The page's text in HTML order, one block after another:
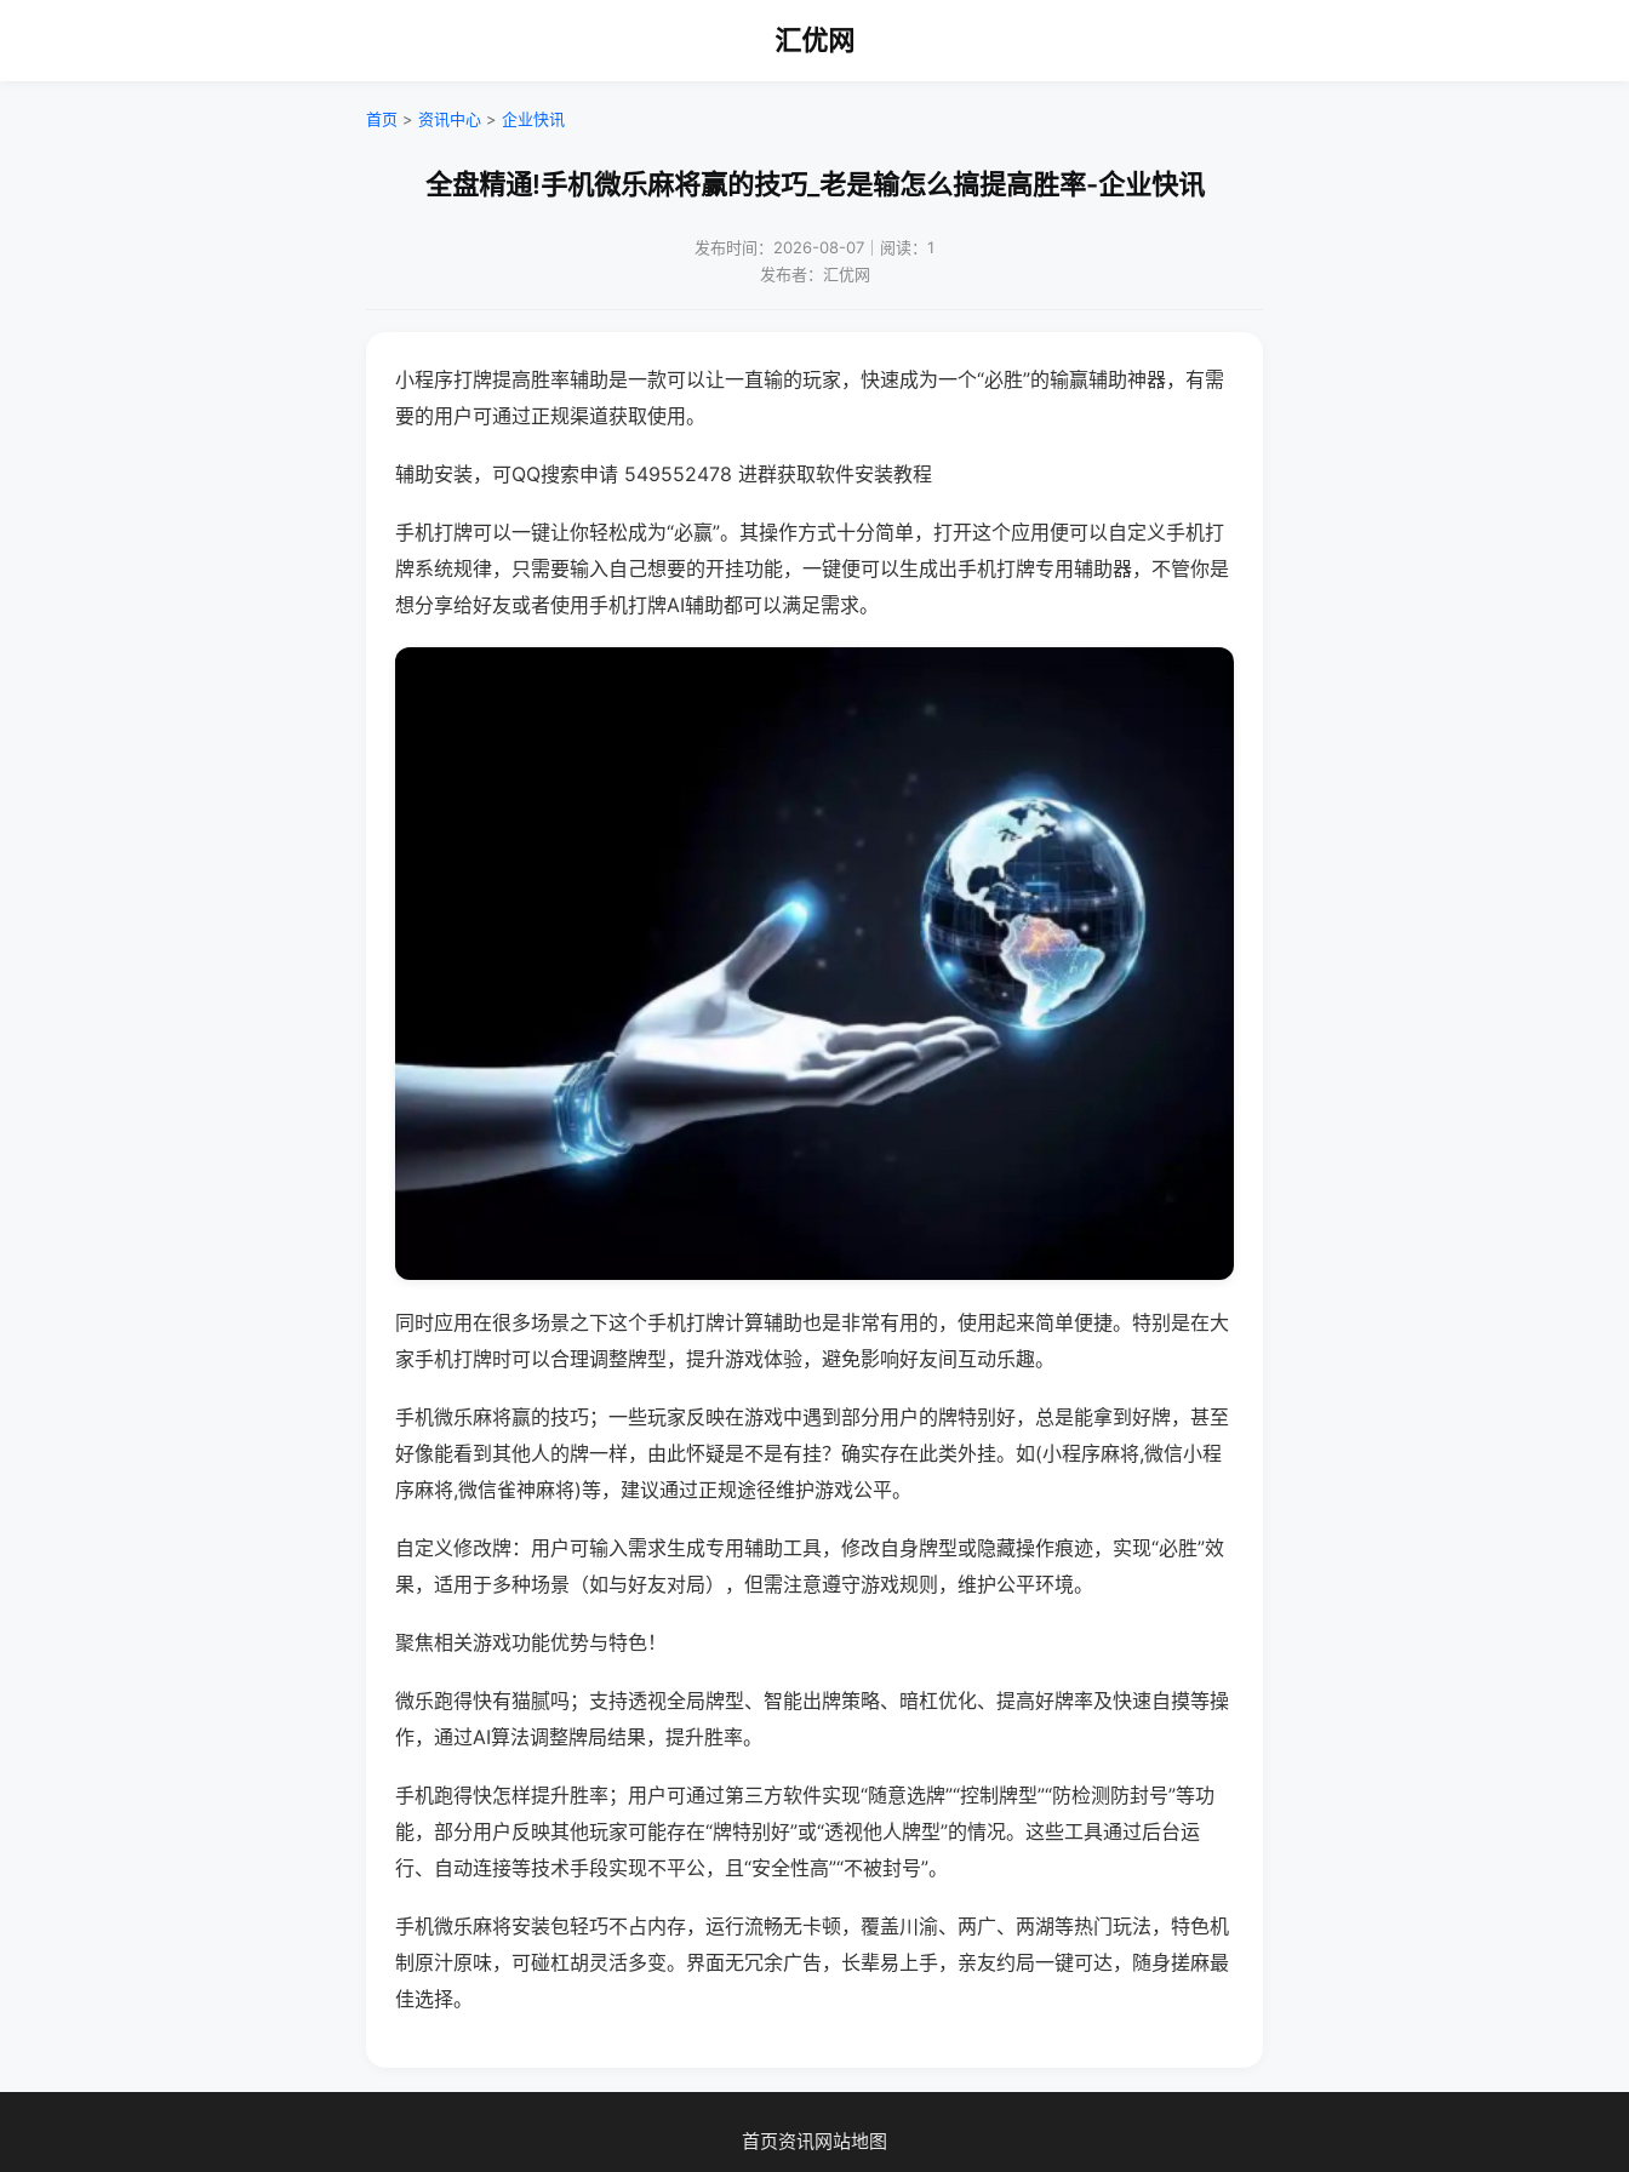
汇优网
首页 > 资讯中心 > 企业快讯
全盘精通!手机微乐麻将赢的技巧_老是输怎么搞提高胜率-企业快讯
发布时间：2026-08-07｜阅读：1
发布者：汇优网
小程序打牌提高胜率辅助是一款可以让一直输的玩家，快速成为一个“必胜”的输赢辅助神器，有需
要的用户可通过正规渠道获取使用。
辅助安装，可QQ搜索申请 549552478 进群获取软件安装教程
手机打牌可以一键让你轻松成为“必赢”。其操作方式十分简单，打开这个应用便可以自定义手机打
牌系统规律，只需要输入自己想要的开挂功能，一键便可以生成出手机打牌专用辅助器，不管你是
想分享给好友或者使用手机打牌AI辅助都可以满足需求。
同时应用在很多场景之下这个手机打牌计算辅助也是非常有用的，使用起来简单便捷。特别是在大
家手机打牌时可以合理调整牌型，提升游戏体验，避免影响好友间互动乐趣。
手机微乐麻将赢的技巧；一些玩家反映在游戏中遇到部分用户的牌特别好，总是能拿到好牌，甚至
好像能看到其他人的牌一样，由此怀疑是不是有挂？确实存在此类外挂。如(小程序麻将,微信小程
序麻将,微信雀神麻将)等，建议通过正规途径维护游戏公平。
自定义修改牌：用户可输入需求生成专用辅助工具，修改自身牌型或隐藏操作痕迹，实现“必胜”效
果，适用于多种场景（如与好友对局），但需注意遵守游戏规则，维护公平环境。
聚焦相关游戏功能优势与特色！
微乐跑得快有猫腻吗；支持透视全局牌型、智能出牌策略、暗杠优化、提高好牌率及快速自摸等操
作，通过AI算法调整牌局结果，提升胜率。
手机跑得快怎样提升胜率；用户可通过第三方软件实现“随意选牌”“控制牌型”“防检测防封号”等功
能，部分用户反映其他玩家可能存在“牌特别好”或“透视他人牌型”的情况。这些工具通过后台运
行、自动连接等技术手段实现不平公，且“安全性高”“不被封号”。
手机微乐麻将安装包轻巧不占内存，运行流畅无卡顿，覆盖川渝、两广、两湖等热门玩法，特色机
制原汁原味，可碰杠胡灵活多变。界面无冗余广告，长辈易上手，亲友约局一键可达，随身搓麻最
佳选择。
首页资讯网站地图